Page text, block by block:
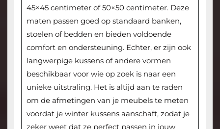
45×45 centimeter of 50×50 centimeter. Deze
maten passen goed op standaard banken,
stoelen of bedden en bieden voldoende
comfort en ondersteuning. Echter, er zijn ook
langwerpige kussens of andere vormen
beschikbaar voor wie op zoek is naar een
unieke uitstraling. Het is altijd aan te raden
om de afmetingen van je meubels te meten
voordat je winter kussens aanschaft, zodat je
zeker weet dat ze perfect passen in jouw